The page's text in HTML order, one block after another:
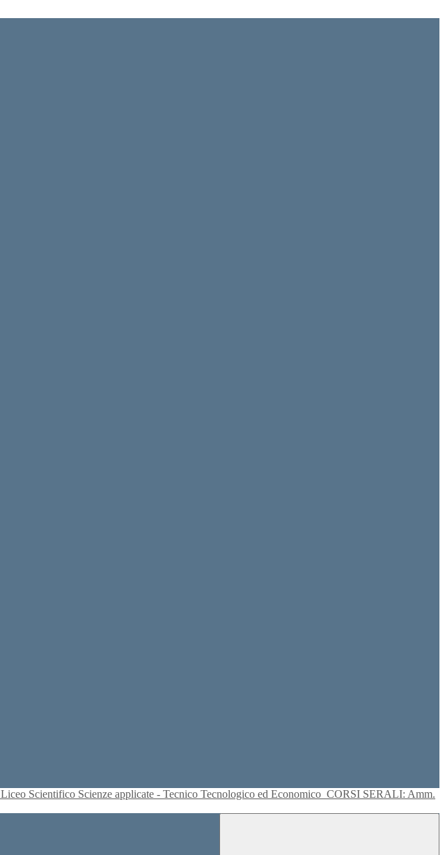
Liceo Scientifico Scienze applicate - Tecnico Tecnologico ed Economico CORSI SERALI: Amm.